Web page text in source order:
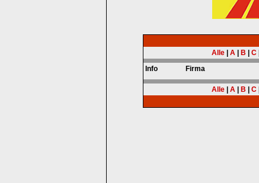
Alle| A| B C|
Info
Firma
Alle| A| B C|